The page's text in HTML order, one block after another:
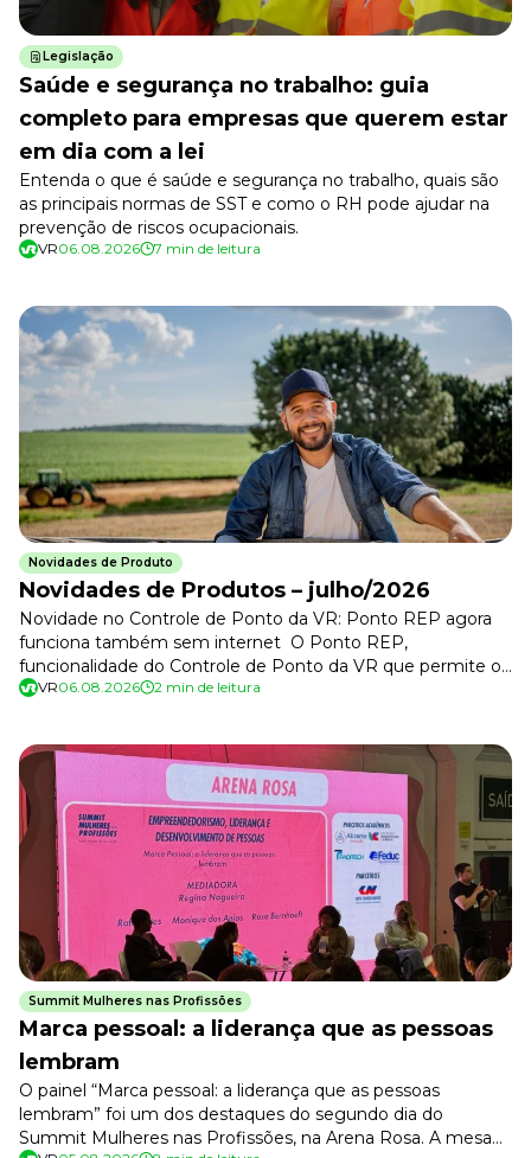
Treinamento de Produto
Desenvolva a sua equipe
Materiais Gratuitos
Materiais Gratuitos
Todos os Materiais Gratuitos
Confira nossos materiais
Ferramentas e Templates
Para agilizar o seu trabalho
Infográfico
Materiais centralizados
Lives
Newsletters
Legislação
Saúde e segurança no trabalho: guia
completo para empresas que querem estar
em dia com a lei
Entenda o que é saúde e segurança no trabalho, quais são
as principais normas de SST e como o RH pode ajudar na
prevenção de riscos ocupacionais.
VR06.08.2026 7 min de leitura
Novidades de Produto
Novidades de Produtos – julho/2026
Novidade no Controle de Ponto da VR: Ponto REP agora
funciona também sem internet O Ponto REP,
funcionalidade do Controle de Ponto da VR que permite o
registro de ponto por QR Code ou reconhecimento facial
colaboradores poderão registrar o ponto normalmente
mesmo em locais sem […]
VR06.08.2026 2 min de leitura
Summit Mulheres nas Profissões
Marca pessoal: a liderança que as pessoas
lembram
O painel “Marca pessoal: a liderança que as pessoas
lembram” foi um dos destaques do segundo dia do
Summit Mulheres nas Profissões, na Arena Rosa. A mesa